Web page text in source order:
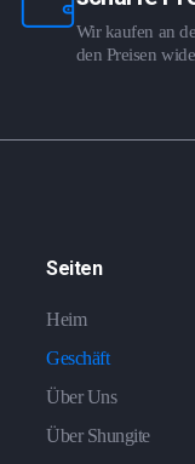
Wir kaufen an
den Preisen
Seiten
Heim
Geschäft
Über Uns
Über Shungite